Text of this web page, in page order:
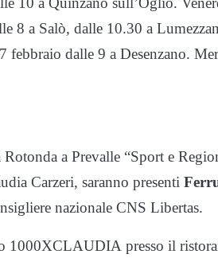
8 a Salò, dalle 10.30 a
febbraio dalle 9 a Desenzano.
a Prevalle “Sport e
Carzeri, saranno presenti
nazionale CNS Libertas.
1000XCLAUDIA presso il